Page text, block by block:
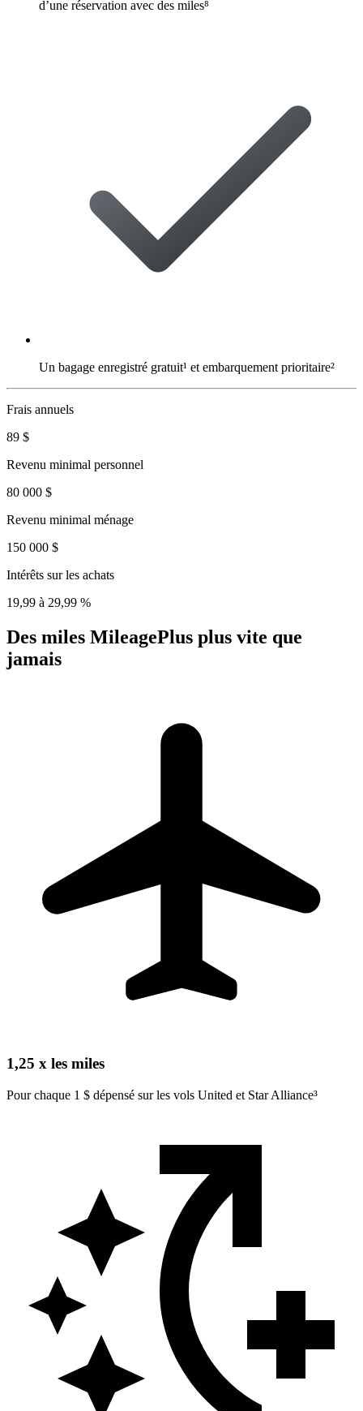
d’une réservation avec des miles⁸
Un bagage enregistré gratuit¹ et embarquement prioritaire²
Frais annuels
89 $
Revenu minimal personnel
80 000 $
Revenu minimal ménage
150 000 $
Intérêts sur les achats
19,99 à 29,99 %
Des miles MileagePlus plus vite que
jamais
1,25 x les miles
Pour chaque 1 $ dépensé sur les vols United et Star Alliance³